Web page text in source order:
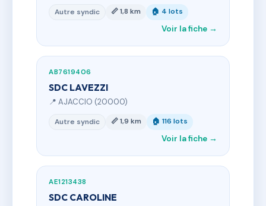
Autre syndic 📏 1,8 km 🏠 4 lots
Voir la fiche →
AB7619406
SDC LAVEZZI
📍 AJACCIO (20000)
Autre syndic 📏 1,9 km 🏠 116 lots
Voir la fiche →
AE1213438
SDC CAROLINE